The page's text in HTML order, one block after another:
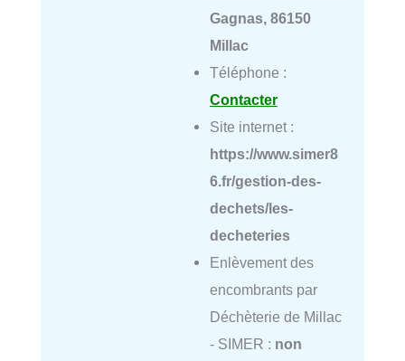
Gagnas, 86150
Millac
Téléphone :
Contacter
Site internet :
https://www.simer8
6.fr/gestion-des-
dechets/les-
decheteries
Enlèvement des
encombrants par
Déchèterie de Millac
- SIMER : non